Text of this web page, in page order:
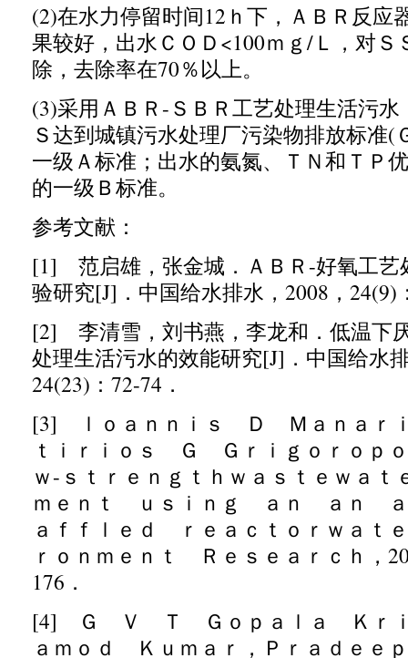
(2)在水力停留时间12 ｈ下，ＡＢＲ反应
果较好，出水ＣＯＤ<100ｍｇ/Ｌ，对Ｓ
除，去除率在70％以上。
(3)采用ＡＢＲ -ＳＢＲ工艺处理生活污
Ｓ达到城镇污水处理厂污染物排放标准(
一级Ａ标准；出水的氨氮、ＴＮ和ＴＰ
的一级Ｂ标准。
参考文献：
[1] 范启雄，张金城．ＡＢＲ -好氧工艺
验研究[J] ．中国给水排水， 2008 ， 24(9)
[2] 李清雪，刘书燕，李龙和．低温下
处理生活污水的效能研究[J] ．中国给水
24(23) ： 72-74 ．
[3] ｌｏａｎｎｉｓ Ｄ Ｍａｎａｒ
ｔｉｒｉｏｓ Ｇ Ｇｒｉｇｏｒｏｐ
ｗ- ｓｔｒｅｎｇｔｈ ｗａｓｔｅｗａ
ｍｅｎｔ ｕｓｉｎｇ ａｎ ａｎ
ａｆｆｌｅｄ ｒｅａｃｔｏｒｗａｔ
ｒｏｎｍｅｎｔ Ｒｅｓｅａｒｃｈ，
176 ．
[4] Ｇ Ｖ Ｔ Ｇｏｐａｌａ Ｋｒｉ
ａｍｏｄ Ｋｕｍａｒ，Ｐｒａｄｅｅ